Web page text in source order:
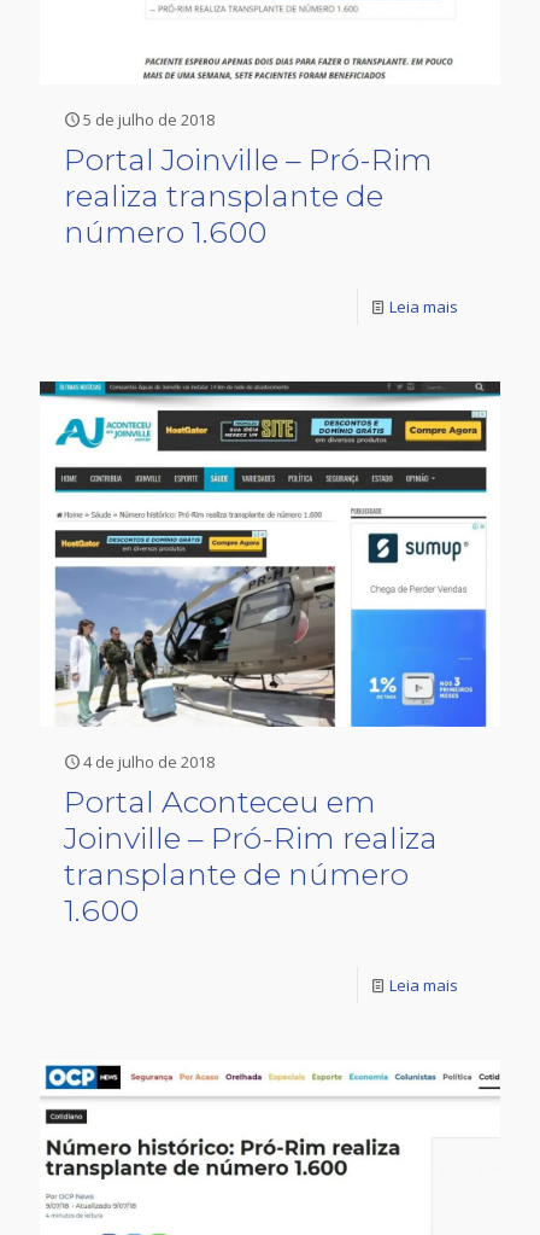
5 de julho de 2018
Portal Joinville – Pró-Rim
realiza transplante de
número 1.600
Leia mais
4 de julho de 2018
Portal Aconteceu em
Joinville – Pró-Rim realiza
transplante de número
1.600
Leia mais